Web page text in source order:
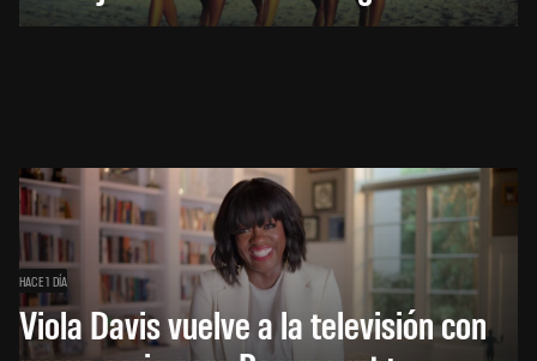
HACE 1 DÍA
Viola Davis vuelve a la televisión con